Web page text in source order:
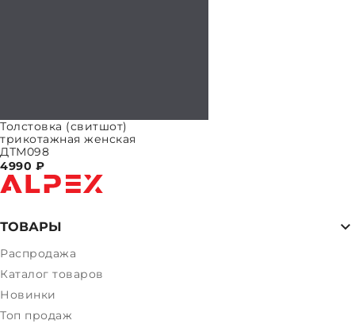
Толстовка (свитшот)
трикотажная женская
ДТМ098
4990 ₽
ТОВАРЫ
Распродажа
Каталог товаров
Новинки
Топ продаж